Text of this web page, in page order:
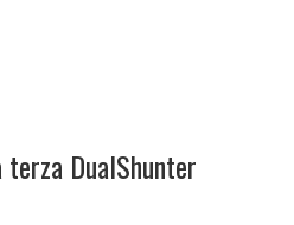
DualShunter